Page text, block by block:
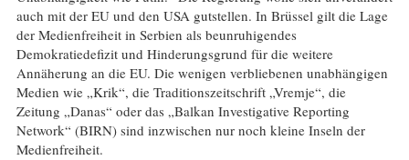
auch mit der EU und den USA gutstellen. In Brüssel gilt die Lage
der Medienfreiheit in Serbien als beunruhigendes
Demokratiedefizit und Hinderungsgrund für die weitere
Annäherung an die EU. Die wenigen verbliebenen unabhängigen
Medien wie „Krik“, die Traditionszeitschrift „Vremje“, die
Zeitung „Danas“ oder das „Balkan Investigative Reporting
Network“ (BIRN) sind inzwischen nur noch kleine Inseln der
Medienfreiheit.